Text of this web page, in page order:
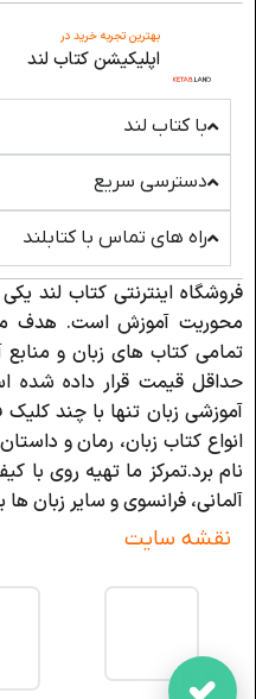
بهترین تجربه خرید در
اپلیکیشن کتاب لند
با کتاب لند
دسترسی سریع
راه های تماس با کتابلند
فروشگاه اینترنتی کتاب لند
محوریت آموزش است. هدف
تمامی کتاب های زبان و
حداقل قیمت قرار داده شده
آموزشی زبان تنها با چند
انواع کتاب زبان، رمان و
نام برد.تمرکز ما تهیه روی با
آلمانی، فرانسوی و سایر زبان
نقشه سایت